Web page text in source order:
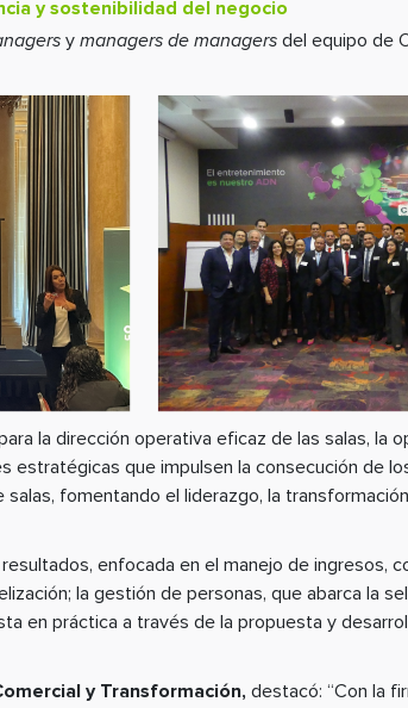
y sostenibilidad del negocio
y managers de managers del equipo de
la dirección operativa eficaz de las salas, la
que impulsen la consecución de
fomentando el liderazgo, la
enfocada en el manejo de ingresos,
la gestión de personas, que abarca la
en práctica a través de la propuesta y
y Transformación, destacó: “Con la